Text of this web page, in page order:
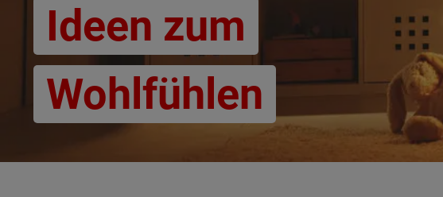
Ideen zum
Wohlfühlen